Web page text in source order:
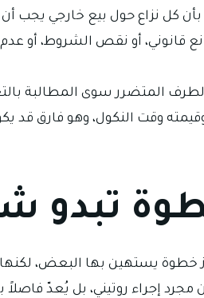
بأن كل نزاع حول بيع خارجي يجب
قانوني، أو نقص الشروط، أو
الطرف المتضرر سوى المطالبة
وقت النكول، وهو فارق
تبدو
خطوة يستهين بها البعض،
مجرد إجراء روتيني، بل يُعدّ